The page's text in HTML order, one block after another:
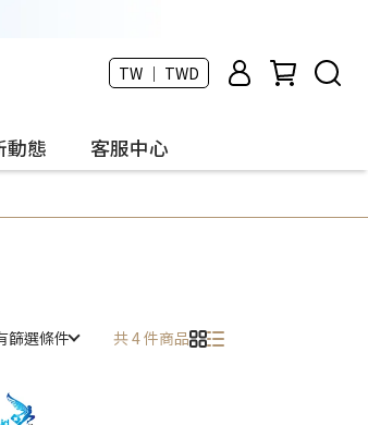
TW ｜ TWD
動態 客服中心
篩選條件 共 4 件商品